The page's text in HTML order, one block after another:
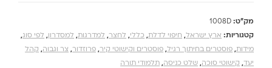
מק"ט: 1008D
קטגוריות: ארץ ישראל, חיפוי לדלת, כללי, לחצר, למדרגות, למסדרון, לפי סוג,
מידות, פוסטרים בחיתוך רגיל, פוסטרים וקישוטי קיר, פרוזדור, צר וגבוה, קהל
יעד, קישוטי סוכה, שלט כניסה, תלמודי תורה